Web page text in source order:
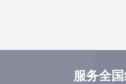
服务全